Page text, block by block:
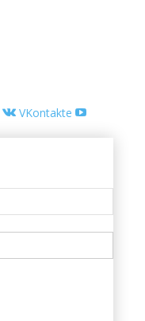
VKontakte